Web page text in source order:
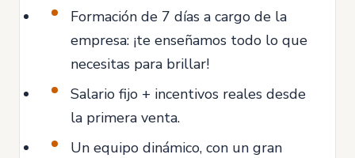
Formación de 7 días a cargo de la
empresa: ¡te enseñamos todo lo que
necesitas para brillar!
Salario fijo + incentivos reales desde
la primera venta.
Un equipo dinámico, con un gran